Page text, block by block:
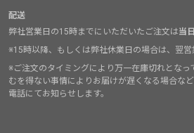
配送
弊社営業日の15時までにいただいたご注文は当
※15時以降、もしくは弊社休業日の場合は、翌営
※ご注文のタイミングにより万一在庫切れとなっ
むを得ない事情によりお届けが遅くなる場合な
電話にてお知らせします。